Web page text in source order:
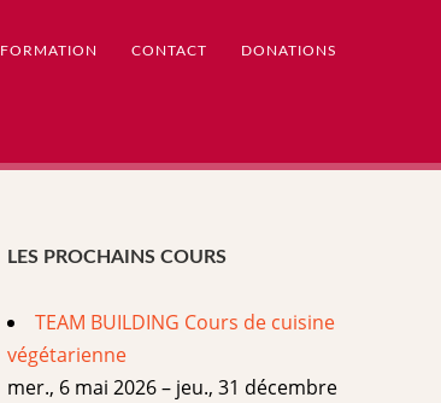
FORMATION CONTACT DONATIONS
LES PROCHAINS COURS
TEAM BUILDING Cours de cuisine
végétarienne
mer., 6 mai 2026 – jeu., 31 décembre